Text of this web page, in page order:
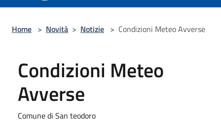
Home > Novità > Notizie > Condizioni Meteo Avverse
Condizioni Meteo
Avverse
Comune di San teodoro